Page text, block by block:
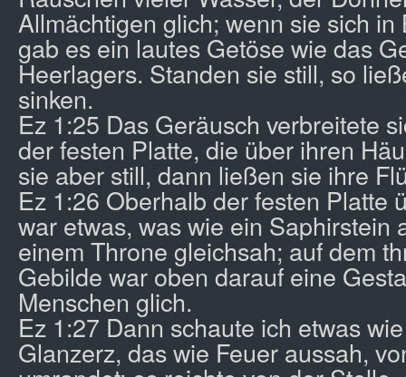
Allmächtigen glich; wenn sie sich
gab es ein lautes Getöse wie das
Heerlagers. Standen sie still, so
sinken.
Ez 1:25 Das Geräusch verbreitete
der festen Platte, die über ihren
sie aber still, dann ließen sie ihre
Ez 1:26 Oberhalb der festen Platte
war etwas, was wie ein Saphirstein
einem Throne gleichsah; auf dem
Gebilde war oben darauf eine
Menschen glich.
Ez 1:27 Dann schaute ich etwas
Glanzerz, das wie Feuer aussah,